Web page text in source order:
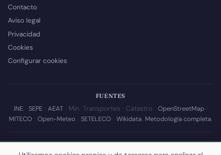
Contacto
Aviso legal
Privacidad
Cookies
Configurar cookies
FUENTES
INE· SEPE· AEAT· Min. Transportes · Catastro · OpenStreetMap·
MITECO· Open-Meteo · SETELECO· Wikidata. Metodología completa.
© 2026 Callejear.com — Directorio municipal de España con datos